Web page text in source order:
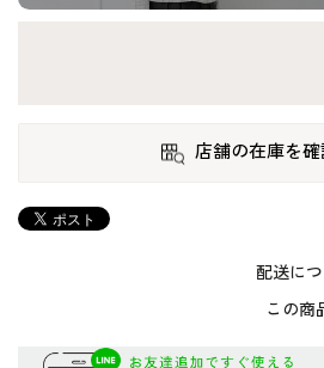
店舗の在庫を確
配送に
この商